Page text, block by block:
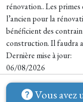
rénovation.. Les primes
l’ancien pour la
bénéficient des
construction. Il faudra
Dernière mise à jour:
06/08/2026
Vous avez